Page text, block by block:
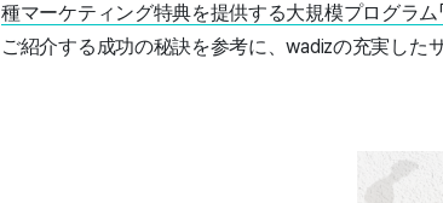
種マーケティング特典を提供する大規模プログラム「
ご紹介する成功の秘訣を参考に、wadizの充実した